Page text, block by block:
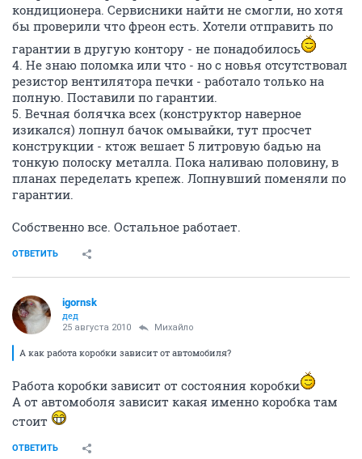
кондиционера. Сервисники найти не смогли, но хотя
бы проверили что фреон есть. Хотели отправить по
гарантии в другую контору - не понадобилось
4. Не знаю поломка или что - но с новья отсутствовал
резистор вентилятора печки - работало только на
полную. Поставили по гарантии.
5. Вечная болячка всех (конструктор наверное
изикался) лопнул бачок омывайки, тут просчет
конструкции - ктож вешает 5 литровую бадью на
тонкую полоску металла. Пока наливаю половину, в
планах переделать крепеж. Лопнувший поменяли по
гарантии.
Собственно все. Остальное работает.
ОТВЕТИТЬ
igornsk
дед
25 августа 2010 Михайло
А как работа коробки зависит от автомобиля?
Работа коробки зависит от состояния коробки
А от автомоболя зависит какая именно коробка там
стоит
ОТВЕТИТЬ